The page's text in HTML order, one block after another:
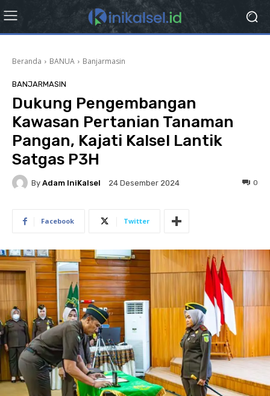
Beranda BANUA Banjarmasin
BANJARMASIN
Dukung Pengembangan
Kawasan Pertanian Tanaman
Pangan, Kajati Kalsel Lantik
Satgas P3H
By Adam IniKalsel 24 Desember 2024 0
Facebook Twitter